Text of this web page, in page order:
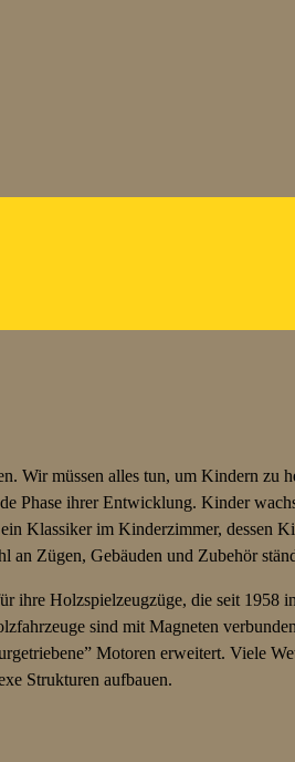
Wir müssen alles tun, um Kindern zu
Phase ihrer Entwicklung. Kinder
Klassiker im Kinderzimmer, dessen
an Zügen, Gebäuden und Zubehör
ihre Holzspielzeugzüge, die seit 1958
sind mit Magneten
Motoren erweitert. Viele
Strukturen aufbauen.